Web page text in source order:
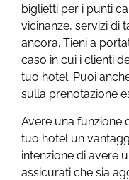
biglietti per i punti
vicinanze, servizi di
ancora. Tieni a
caso in cui i clienti
tuo hotel. Puoi
sulla prenotazione
Avere una funzione
tuo hotel un
intenzione di avere
assicurati che sia